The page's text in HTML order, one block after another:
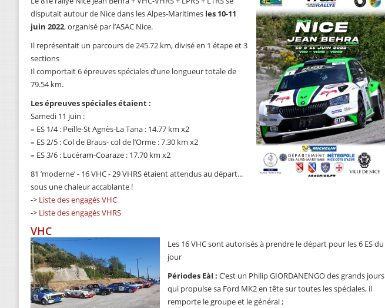
disputait autour de Nice dans les Alpes-Maritimes les 10-11
juin 2022, organisé par l’ASAC Nice.
Il représentait un parcours de 245.72 km, divisé en 1 étape et 3
sections
Il comportait 6 épreuves spéciales d’une longueur totale de
79.54 km.
Les épreuves spéciales étaient :
Samedi 11 juin :
– ES 1/4 : Peille-St Agnès-La Tana : 14.77 km x2
– ES 2/5 : Col de Braus- col de l’Orme : 7.30 km x2
– ES 3/6 : Lucéram-Coaraze : 17.70 km x2
81 ’moderne’ - 16 VHC - 29 VHRS étaient attendus au départ...
sous une chaleur accablante !
-> Liste des engagés VHC
-> Liste des engagés VHRS
VHC
Les 16 VHC sont autorisés à prendre le départ pour les 6 ES du
jour
Périodes EàI : C’est un Philip GIORDANENGO des grands jours
qui propulse sa Ford MK2 en tête sur toutes les spéciales, il
remporte le groupe et le général ;